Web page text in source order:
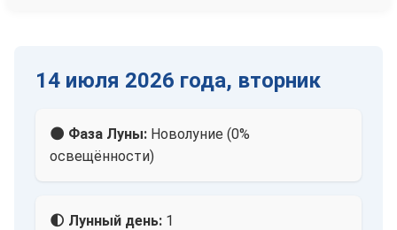
14 июля 2026 года, вторник
🌑 Фаза Луны: Новолуние (0%
освещённости)
🌓 Лунный день: 1